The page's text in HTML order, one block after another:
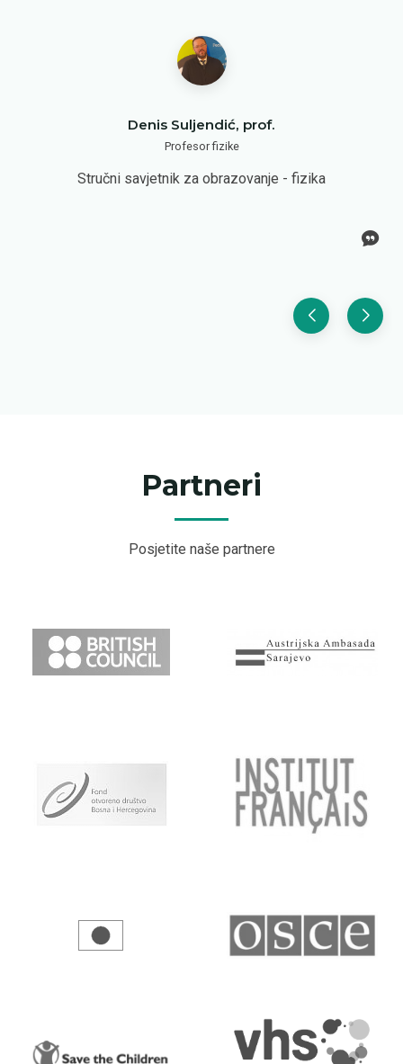
Denis Suljendić, prof.
Profesor fizike
Stručni savjetnik za obrazovanje - fizika
Partneri
Posjetite naše partnere